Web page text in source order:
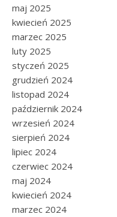
maj 2025
kwiecień 2025
marzec 2025
luty 2025
styczeń 2025
grudzień 2024
listopad 2024
październik 2024
wrzesień 2024
sierpień 2024
lipiec 2024
czerwiec 2024
maj 2024
kwiecień 2024
marzec 2024